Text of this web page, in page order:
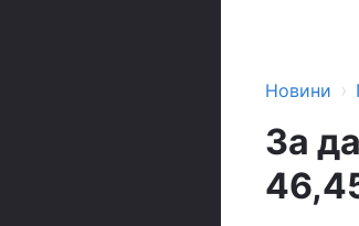
Новини ›
За